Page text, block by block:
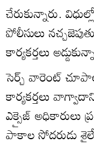
చేరుకున్నారు.
పోలీసులు
కార్యకర్తలు
సెర్చ్ వారెంట్
కార్యకర్తలు
ఎక్సైజ్ అధికారులు
పాకాల సోదరుడు